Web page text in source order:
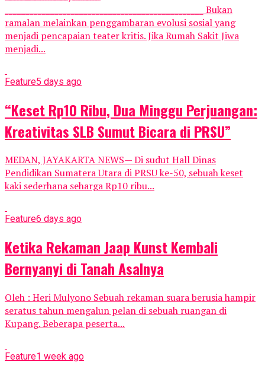
________________________________________________ Bukan
ramalan melainkan penggambaran evolusi sosial yang
menjadi pencapaian teater kritis. Jika Rumah Sakit Jiwa
menjadi...
Feature5 days ago
“Keset Rp10 Ribu, Dua Minggu Perjuangan:
Kreativitas SLB Sumut Bicara di PRSU”
MEDAN, JAYAKARTA NEWS— Di sudut Hall Dinas
Pendidikan Sumatera Utara di PRSU ke-50, sebuah keset
kaki sederhana seharga Rp10 ribu...
Feature6 days ago
Ketika Rekaman Jaap Kunst Kembali
Bernyanyi di Tanah Asalnya
Oleh : Heri Mulyono Sebuah rekaman suara berusia hampir
seratus tahun mengalun pelan di sebuah ruangan di
Kupang. Beberapa peserta...
Feature1 week ago